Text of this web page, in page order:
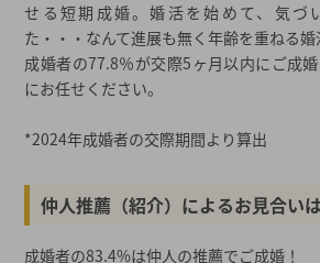
せる短期成婚。婚活を始めて、気
た・・・なんて進展も無く年齢を重ねる婚
成婚者の77.8％が交際5ヶ月以内にご成
にお任せください。
*2024年成婚者の交際期間より算出
仲人推薦（紹介）によるお見合い
成婚者の83.4%は仲人の推薦でご成婚！